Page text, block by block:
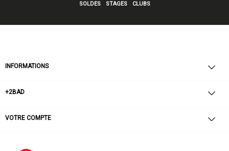
SOLDES
STAGES CLUBS
INFORMATIONS
+2BAD
VOTRE COMPTE